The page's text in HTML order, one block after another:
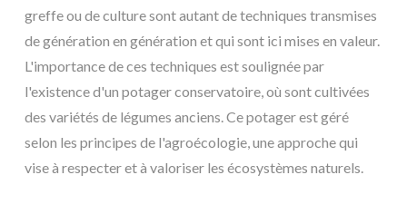
greffe ou de culture sont autant de techniques transmises
de génération en génération et qui sont ici mises en valeur.
L'importance de ces techniques est soulignée par
l'existence d'un potager conservatoire, où sont cultivées
des variétés de légumes anciens. Ce potager est géré
selon les principes de l'agroécologie, une approche qui
vise à respecter et à valoriser les écosystèmes naturels.